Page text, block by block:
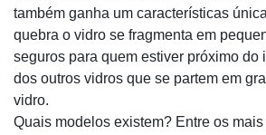
também ganha um características
quebra o vidro se fragmenta em
seguros para quem estiver próximo do
dos outros vidros que se partem em
vidro.
Quais modelos existem? Entre os